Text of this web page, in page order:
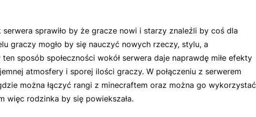
serwera sprawiło by że gracze nowi i starzy znaleźli by coś dla
graczy mogło by się nauczyć nowych rzeczy, stylu, a
sposób społeczności wokół serwera daje naprawdę miłe efekty
atmosfery i sporej ilości graczy. W połączeniu z serwerem
można łączyć rangi z minecraftem oraz można go wykorzystać
więc rodzinka by się powiekszała.